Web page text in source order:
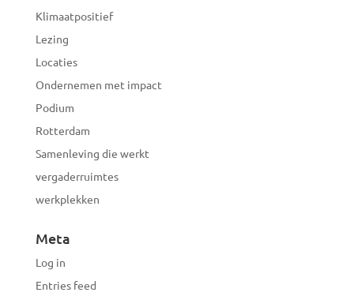
Klimaatpositief
Lezing
Locaties
Ondernemen met impact
Podium
Rotterdam
Samenleving die werkt
vergaderruimtes
werkplekken
Meta
Log in
Entries feed